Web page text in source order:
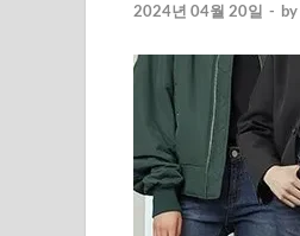
2024년 04월 20일 - by